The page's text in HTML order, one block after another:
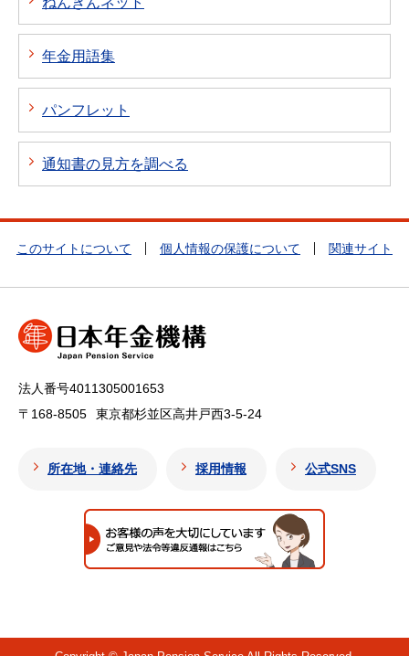
年金用語集
パンフレット
通知書の見方を調べる
このサイトについて 個人情報の保護について 関連サイト
法人番号4011305001653
〒168-8505
東京都杉並区高井戸西3-5-24
所在地・連絡先 採用情報 公式SNS